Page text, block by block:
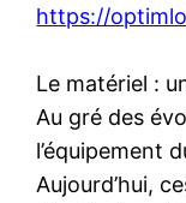
https://
Le matériel :
Au gré des
l’équipement
Aujourd’hui,